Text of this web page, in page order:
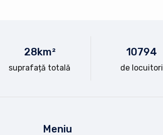
28km²
suprafață totală
10794
de locuitori
Meniu